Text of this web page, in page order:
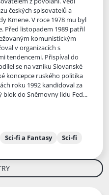
českých spisovatelů a
Kmene. V roce 1978 mu byl
Před listopadem 1989 patřil
komunistickým
v organizacích s
tendencemi. Přispíval do
se na vzniku Slovanské
koncepce ruského politika
roku 1992 kandidoval za
blok do Sněmovny lidu Fed...
Sci-fi a Fantasy Sci-fi